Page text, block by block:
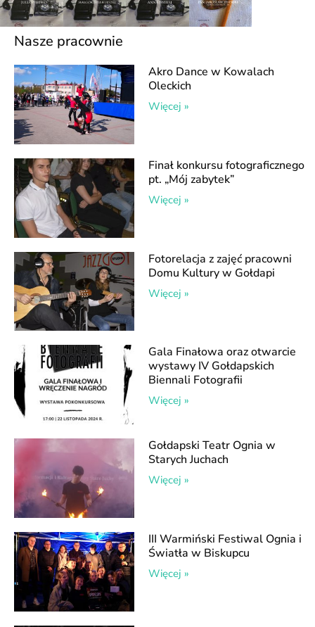
Nasze pracownie
Akro Dance w Kowalach
Oleckich
Więcej »
Finał konkursu fotograficznego
pt. „Mój zabytek”
Więcej »
Fotorelacja z zajęć pracowni
Domu Kultury w Gołdapi
Więcej »
Gala Finałowa oraz otwarcie
wystawy IV Gołdapskich
Biennali Fotografii
Więcej »
Gołdapski Teatr Ognia w
Starych Juchach
Więcej »
III Warmiński Festiwal Ognia i
Światła w Biskupcu
Więcej »